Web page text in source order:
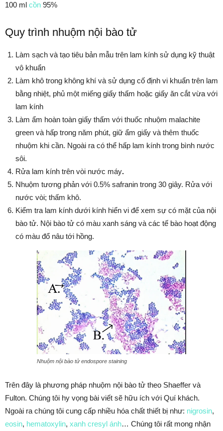
100 ml cồn 95%
Quy trình nhuộm nội bào tử
Làm sạch và tạo tiêu bản mẫu trên lam kính sử dụng kỹ thuật
vô khuẩn
Làm khô trong không khí và sử dụng cố định vi khuẩn trên lam
bằng nhiệt, phủ một miếng giấy thấm hoặc giấy ăn cắt vừa với
lam kính
Làm ẩm hoàn toàn giấy thấm với thuốc nhuộm malachite
green và hấp trong năm phút, giữ ẩm giấy và thêm thuốc
nhuộm khi cần. Ngoài ra có thể hấp lam kính trong bình nước
sôi.
Rửa lam kính trên vòi nước máy.
Nhuộm tương phản với 0.5% safranin trong 30 giây. Rửa với
nước vòi; thấm khô.
Kiểm tra lam kính dưới kính hiển vi để xem sự có mặt của nội
bào tử. Nội bào tử có màu xanh sáng và các tế bào hoạt động
có màu đổ nâu tới hồng.
Nhuộm nội bào tử endospore staining
Trên đây là phương pháp nhuộm nội bào tử theo Shaeffer và
Fulton. Chúng tôi hy vọng bài viết sẽ hữu ích với Quí khách.
Ngoài ra chúng tôi cung cấp nhiều hóa chất thiết bị như: nigrosin,
eosin, hematoxylin, xanh cresyl ánh… Chúng tôi rất mong nhận